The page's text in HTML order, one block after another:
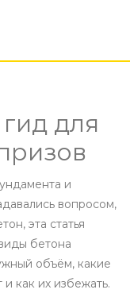
для
и
вопросом,
эта статья
бетона
объём, какие
как их избежать.